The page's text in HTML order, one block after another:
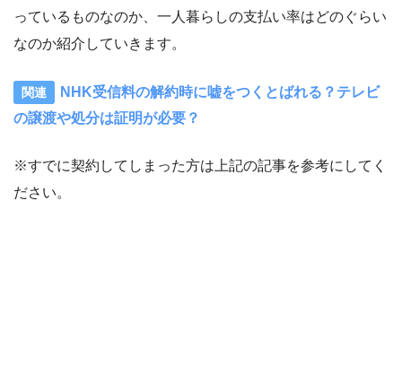
っているものなのか、一人暮らしの支払い率はどのぐらい
なのか紹介していきます。
NHK受信料の解約時に嘘をつくとばれる？テレビ
の譲渡や処分は証明が必要？
※すでに契約してしまった方は上記の記事を参考にしてく
ださい。